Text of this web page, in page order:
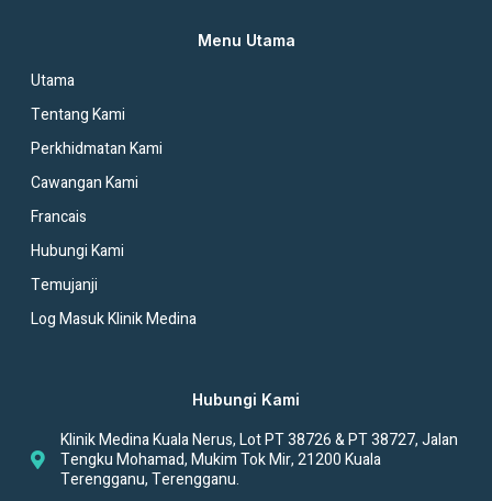
Menu Utama
Utama
Tentang Kami
Perkhidmatan Kami
Cawangan Kami
Francais
Hubungi Kami
Temujanji
Log Masuk Klinik Medina
Hubungi Kami
Klinik Medina Kuala Nerus, Lot PT 38726 & PT 38727, Jalan
Tengku Mohamad, Mukim Tok Mir, 21200 Kuala
Terengganu, Terengganu.